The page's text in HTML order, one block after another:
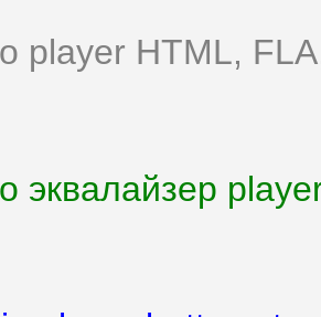
player HTML,
эквалайзер